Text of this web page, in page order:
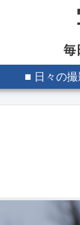
毎
■ 日々の撮